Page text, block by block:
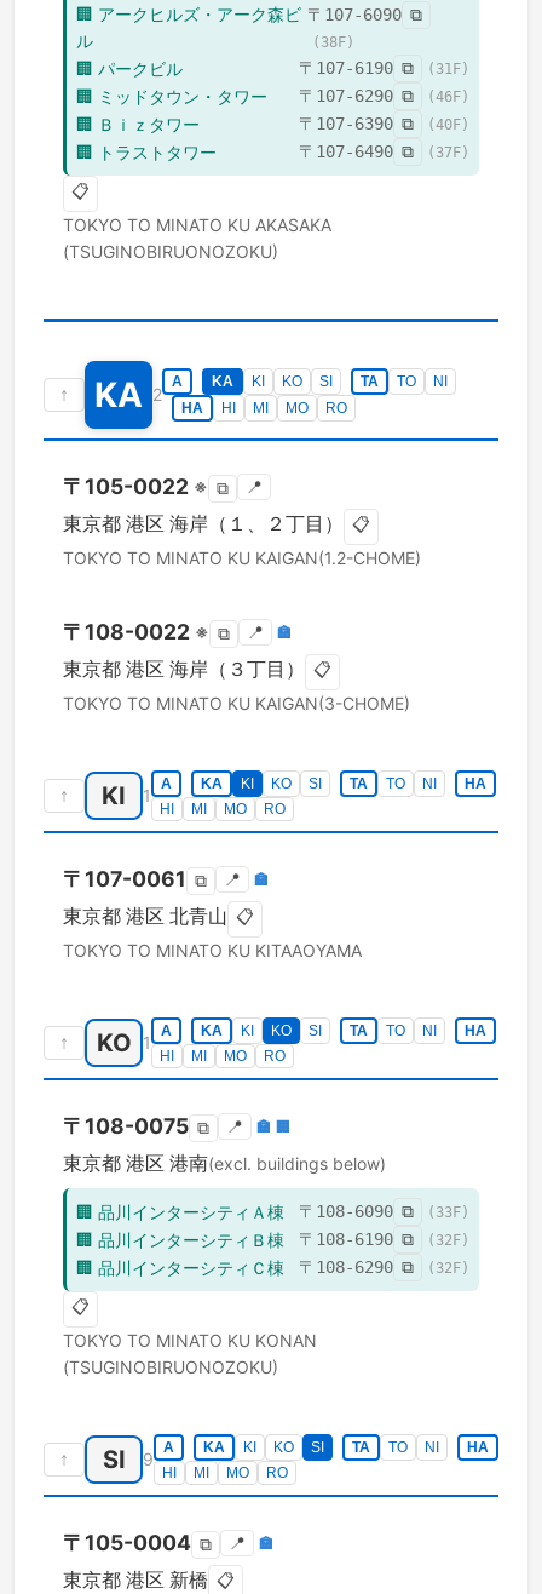
🏢 アークヒルズ・アーク森ビ
ル
〒 107-6090 ⧉
( 38F)
🏢 パークビル 〒 107-6190 ⧉ ( 31F)
🏢 ミッドタウン・タワー 〒 107-6290 ⧉ (46F)
🏢 Ｂｉｚタワー 〒 107-6390 ⧉ (40F)
🏢 トラストタワー 〒 107-6490 ⧉ ( 37F)
📋
TOKYO TO MINATO KU AKASAKA
(TSUGINOBIRUONOZOKU)
↑ KA 2
A KA KI KO SI TA TO
NI
HA
HI MI MO RO
〒 105-0022 ※ ⧉ 📍
東京都 港区 海岸（１、２丁目） 📋
TOKYO TO MINATO KU KAIGAN(1.2-CHOME)
〒 108-0022 ※ ⧉ 📍 🏣
東京都 港区 海岸（３丁目） 📋
TOKYO TO MINATO KU KAIGAN(3-CHOME)
↑ KI 1
A KA KI KO SI TA TO NI
HA
HI
MI MO RO
〒 107-0061 ⧉ 📍 🏣
東京都 港区 北青山 📋
TOKYO TO MINATO KU KITAAOYAMA
↑ KO 1
A KA KI KO SI TA TO NI
HA
HI
MI MO RO
〒 108-0075 ⧉ 📍 🏣 🏢
東京都 港区 港南(excl. buildings below)
🏢 品川インターシティＡ棟 〒 108-6090 ⧉ ( 33F)
🏢 品川インターシティＢ棟 〒 108-6190 ⧉ ( 32 F)
🏢 品川インターシティＣ棟 〒 108-6290 ⧉ ( 32 F)
📋
TOKYO TO MINATO KU KONAN
(TSUGINOBIRUONOZOKU)
↑ SI 9
A KA KI KO SI TA TO NI
HA
HI
MI MO RO
〒 105-0004 ⧉ 📍 🏣
東京都 港区 新橋 📋